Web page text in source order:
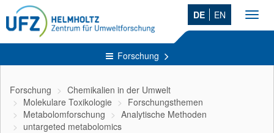
DE EN
Forschung
Forschung
Chemikalien in der Umwelt
Molekulare Toxikologie
Forschungsthemen
Metabolomforschung
Analytische Methoden
untargeted metabolomics